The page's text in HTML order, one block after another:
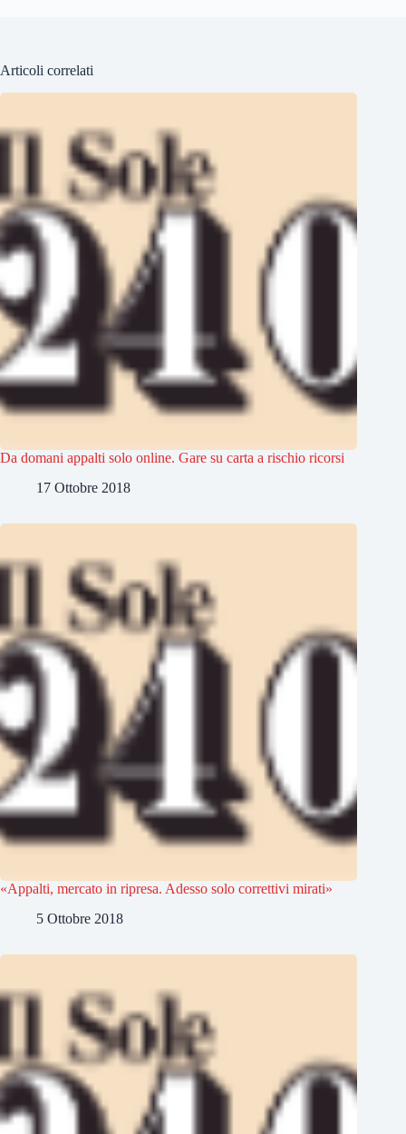
Articoli correlati
Da domani appalti solo online. Gare su carta a rischio ricorsi
17 Ottobre 2018
«Appalti, mercato in ripresa. Adesso solo correttivi mirati»
5 Ottobre 2018